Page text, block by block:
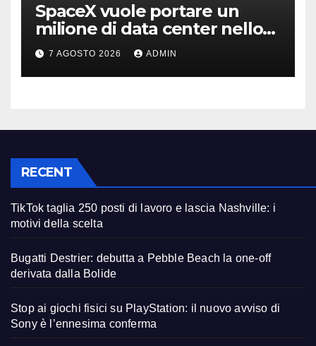
SpaceX vuole portare un
milione di data center nello
spazio: Nvidia sarà il cervello
7 AGOSTO 2026 ADMIN
RECENT
TikTok taglia 250 posti di lavoro e lascia Nashville: i
motivi della scelta
Bugatti Destrier: debutta a Pebble Beach la one-off
derivata dalla Bolide
Stop ai giochi fisici su PlayStation: il nuovo avviso di
Sony è l’ennesima conferma